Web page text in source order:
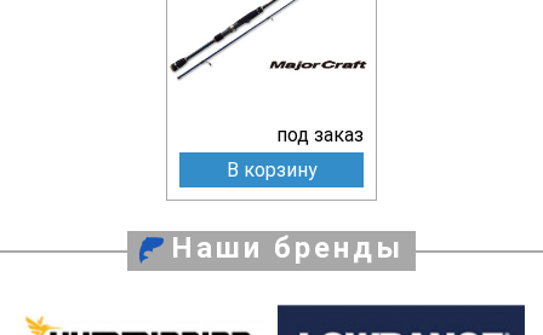
под заказ
В корзину
Наши бренды